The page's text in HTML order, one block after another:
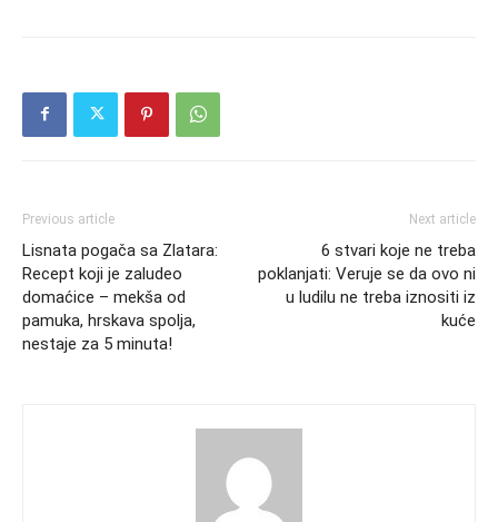
Previous article
Lisnata pogača sa Zlatara:
Recept koji je zaludeo
domaćice – mekša od
pamuka, hrskava spolja,
nestaje za 5 minuta!
Next article
6 stvari koje ne treba
poklanjati: Veruje se da ovo ni
u ludilu ne treba iznositi iz
kuće